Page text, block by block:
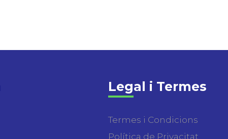
Legal i Termes
Termes i Condicions
Política de Privacitat